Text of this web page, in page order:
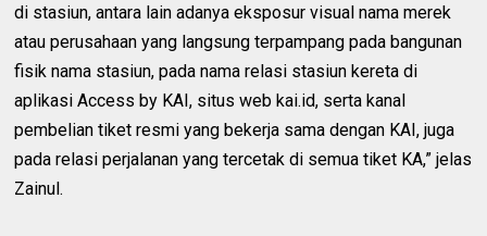
di stasiun, antara lain adanya eksposur visual nama merek
atau perusahaan yang langsung terpampang pada bangunan
fisik nama stasiun, pada nama relasi stasiun kereta di
aplikasi Access by KAI, situs web kai.id, serta kanal
pembelian tiket resmi yang bekerja sama dengan KAI, juga
pada relasi perjalanan yang tercetak di semua tiket KA,” jelas
Zainul.